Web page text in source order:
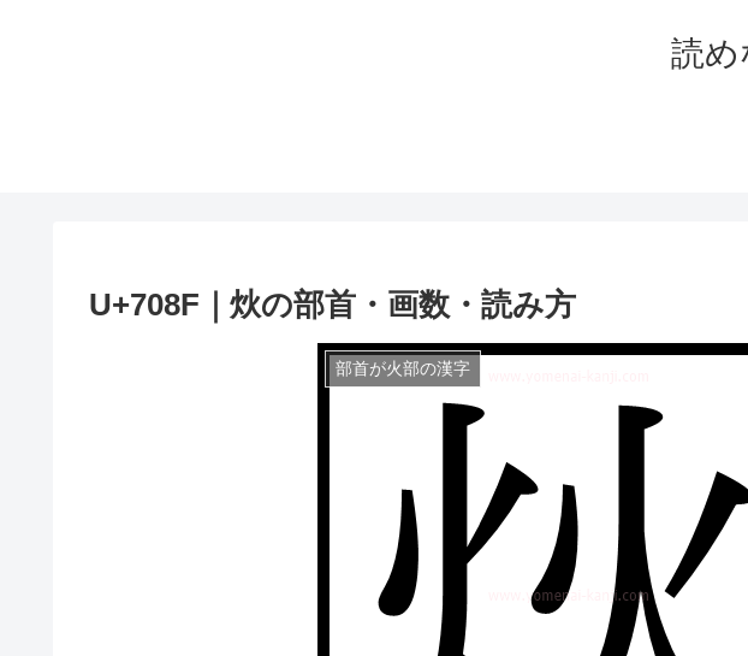
読め
U+708F｜炏の部首・画数・読み方
部首が火部の漢字